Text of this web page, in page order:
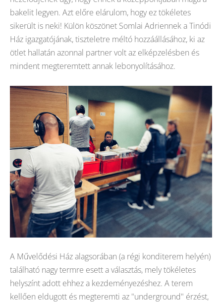
bakelit legyen. Azt előre elárulom, hogy ez tökéletes
sikerült is neki! Külön köszönet Somlai Adriennek a Tinódi
Ház igazgatójának, tiszteletre méltó hozzáállásához, ki az
ötlet hallatán azonnal partner volt az elképzelésben és
mindent megteremtett annak lebonyolításához.
A Művelődési Ház alagsorában (a régi konditerem helyén)
található nagy termre esett a választás, mely tökéletes
helyszínt adott ehhez a kezdeményezéshez. A terem
kellően eldugott és megteremti az "underground" érzést,